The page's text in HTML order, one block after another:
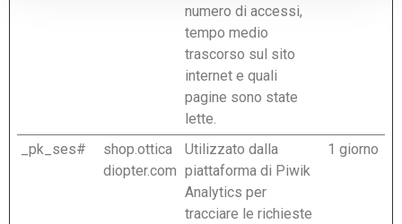
numero di accessi,
tempo medio
trascorso sul sito
internet e quali
pagine sono state
lette.
_pk_ses#
shop.ottica
diopter.com
Utilizzato dalla
piattaforma di Piwik
Analytics per
tracciare le richieste
1 giorno